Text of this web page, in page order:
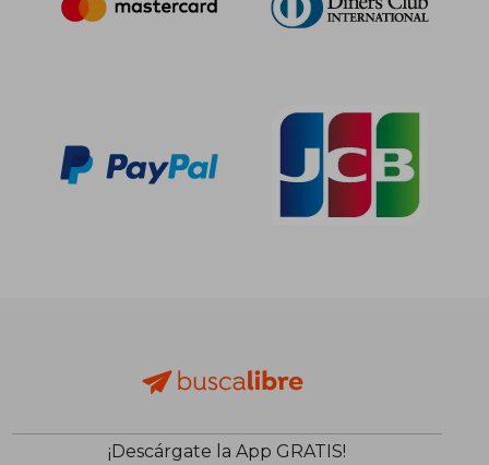
¡Descárgate la App GRATIS!